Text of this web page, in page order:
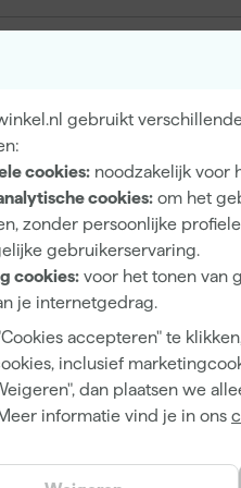
gebruikt
cookies: noodzakelijk voor
cookies: om het
zonder persoonlijke
gebruikerservaring.
cookies: voor het tonen van
je internetgedrag.
accepteren" te
inclusief
dan plaatsen we
informatie vind je in ons